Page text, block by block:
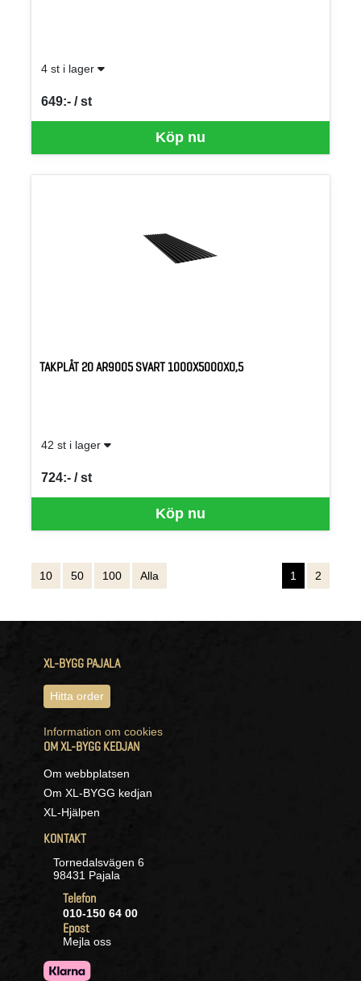
4 st i lager
Köp nu
649:- / st
SEK per ST
TAKPLÅT 20 AR9005 SVART 1000X5000X0,5
42 st i lager
Köp nu
724:- / st
SEK per ST
10 50 100 Alla 1 2
XL-BYGG PAJALA
Hitta order
Information om cookies
OM XL-BYGG KEDJAN
Om webbplatsen
Om XL-BYGG kedjan
XL-Hjälpen
KONTAKT
Tornedalsvägen 6
98431 Pajala
Telefon
010-150 64 00
Epost
Mejla oss